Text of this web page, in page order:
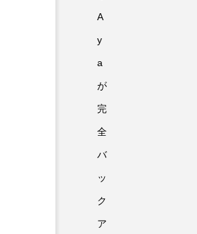
A
y
a
が
完
全
バ
ッ
ク
ア